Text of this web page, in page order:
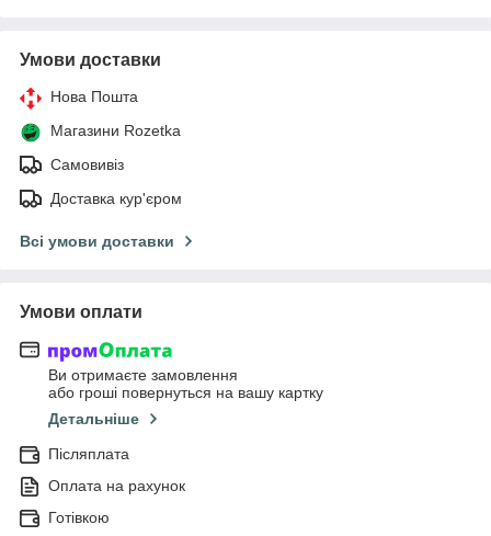
Умови доставки
Нова Пошта
Магазини Rozetka
Самовивіз
Доставка кур'єром
Всі умови доставки
Умови оплати
Ви отримаєте замовлення
або гроші повернуться на вашу картку
Детальніше
Післяплата
Оплата на рахунок
Готівкою